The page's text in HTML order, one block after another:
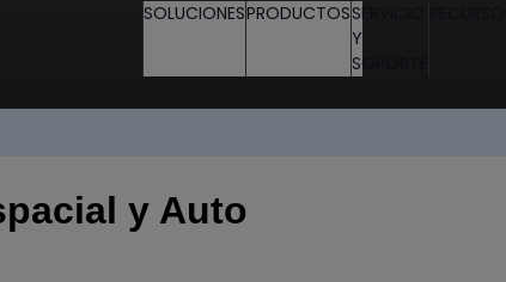
SOLUCIONESPRODUCTOSSERVICIO
Y
SOPORTE
y Auto